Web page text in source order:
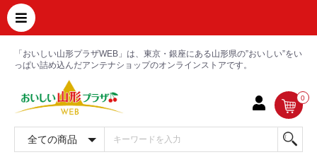
「おいしい山形プラザWEB」は、東京・銀座にある山形県の”おいしい”をい
っぱい詰め込んだアンテナショップのオンラインストアです。
0